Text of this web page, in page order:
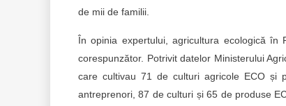
de mii de familii.
În opinia expertului, agricultura ecologică
corespunzător. Potrivit datelor Ministerului
care cultivau 71 de culturi agricole ECO și
antreprenori, 87 de culturi și 65 de produse